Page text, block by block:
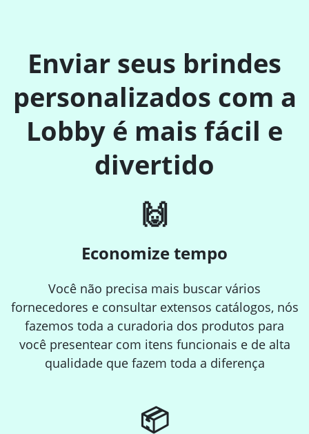
Enviar seus brindes
personalizados com a
Lobby é mais fácil e
divertido
🙌
Economize tempo
Você não precisa mais buscar vários
fornecedores e consultar extensos catálogos, nós
fazemos toda a curadoria dos produtos para
você presentear com itens funcionais e de alta
qualidade que fazem toda a diferença
📦